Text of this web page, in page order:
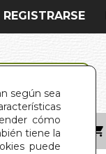
según sea
cómo
tiene la
puede
REGISTRARSE